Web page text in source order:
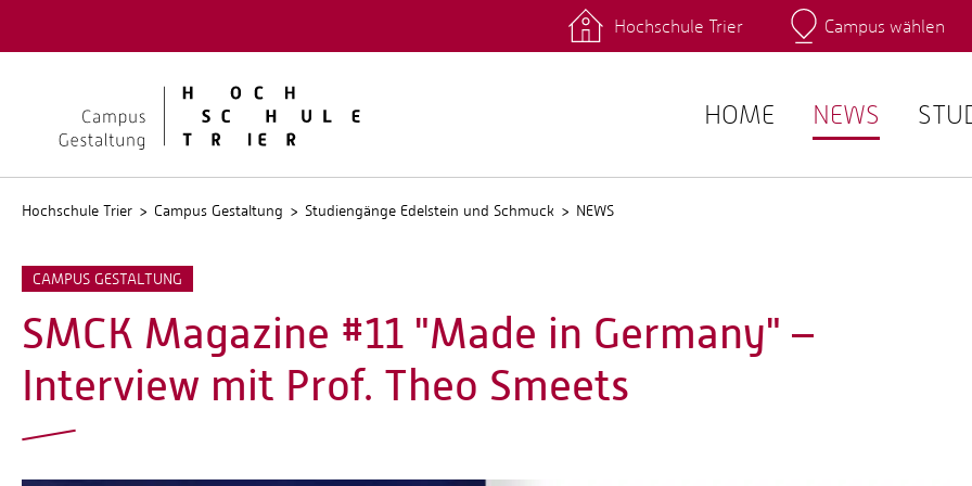
Kontakt Fachrichtungen Intranet
Hochschule Trier Campus wählen
HOME NEWS
Hochschule Trier Campus Gestaltung Studiengänge Edelstein und Schmuck NEWS
CAMPUS GESTALTUNG
SMCK Magazine #11 "Made in Germany" –
Interview mit Prof. Theo Smeets